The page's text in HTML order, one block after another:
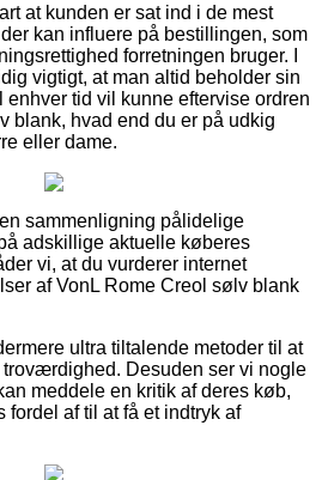
at kunden er sat ind i de mest
kan influere på bestillingen, som
forretningen bruger. I
vigtigt, at man altid beholder sin
enhver tid vil kunne eftervise ordren
blank, hvad end du er på udkig
eller dame.
sammenligning pålidelige
adskillige aktuelle køberes
vi, at du vurderer internet
af VonL Rome Creol sølv blank
ultra tiltalende metoder til at
Desuden ser vi nogle
meddele en kritik af deres køb,
fordel af til at få et indtryk af